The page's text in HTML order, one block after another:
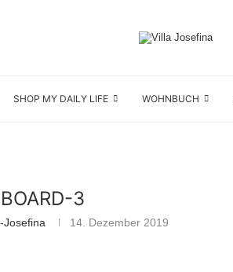
SHOP MY DAILY LIFE WOHNBUCH
3
Josefina 14. Dezember 2019